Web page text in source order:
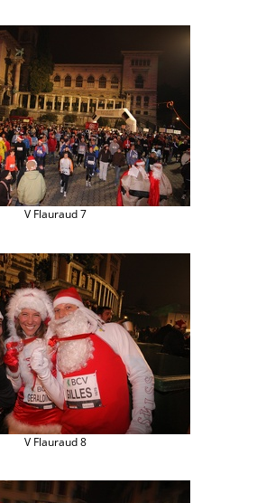
V Flauraud 7
V Flauraud 8